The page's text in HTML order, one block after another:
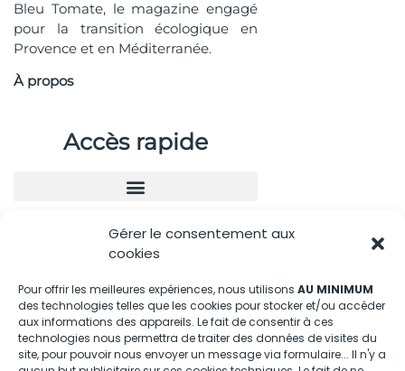
Gérer le consentement aux
cookies
Pour offrir les meilleures expériences, nous utilisons AU MINIMUM
des technologies telles que les cookies pour stocker et/ou accéder
aux informations des appareils. Le fait de consentir à ces
technologies nous permettra de traiter des données de visites du
site, pour pouvoir nous envoyer un message via formulaire... Il n'y a
Bleu Tomate, le magazine engagé
pour la transition écologique en
Provence et en Méditerranée.
À propos
Accès rapide
Nous contacter
04.88.08.75.28
contactBT@bleu-tomate.fr
Kit média